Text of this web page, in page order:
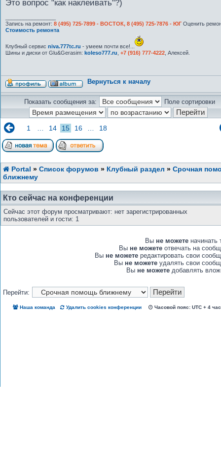
Это вопрос "как наклеивать"?)
Запись на ремонт: 8 (495) 725-7899 - ВОСТОК, 8 (495) 725-7876 - ЮГ Оценить
Стоимость ремонта
Клубный сервис niva.777tc.ru - умеем почти все!...
Шины и диски от Glu&Gerasim: koleso777.ru +7 (916) 777-4222 , Алексей.
Вернуться к началу
Показать сообщения за: Поле сортировки
1 14 15 16 18
Portal » Список форумов » Клубный раздел » Срочная
ближнему
Кто сейчас на конференции
Сейчас этот форум просматривают: нет зарегистрированных
пользователей и гости: 1
Вы не можете начинать
Вы не можете отвечать на
Вы не можете редактировать свои
Вы не можете удалять свои
Вы не можете добавлять
Перейти:
Наша команда Удалить cookies конференции Часовой пояс: UTC + 4